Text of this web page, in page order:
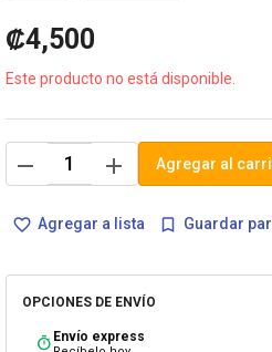
₡4,500
Este producto no está disponible.
remove add Agregar al
favorite_border Agregar a lista bookmark_border Guardar
OPCIONES DE ENVÍO
timer Envío express